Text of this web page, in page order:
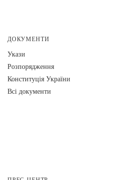
ДОКУМЕНТИ
Укази
Розпорядження
Конституція України
Всі документи